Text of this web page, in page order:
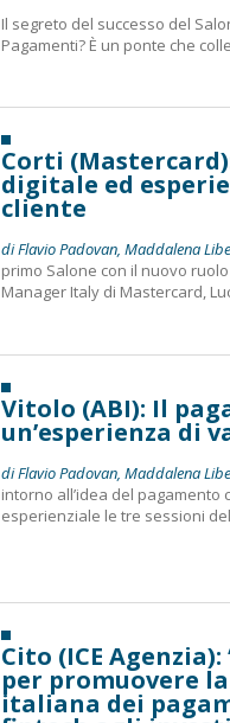
Il segreto del successo del
Pagamenti? È un ponte che
Corti
digitale ed
cliente
di Flavio Padovan, Maddalena
primo Salone con il nuovo
Manager Italy di Mastercard,
Vitolo (ABI): Il
un’esperienza di
di Flavio Padovan, Maddalena
intorno all’idea del pagamento
esperienziale le tre sessioni
Cito (ICE Agenzia):
per promuovere
italiana dei